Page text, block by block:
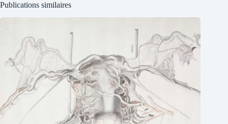
Publications similaires